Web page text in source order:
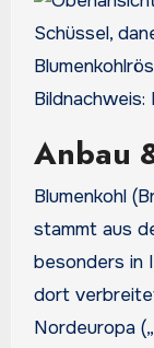
Anbau
Blumenkohl
stammt aus
besonders in
dort
Nordeuropa